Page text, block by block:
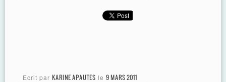
Ecrit par KARINE APAUTES le 9 MARS 2011